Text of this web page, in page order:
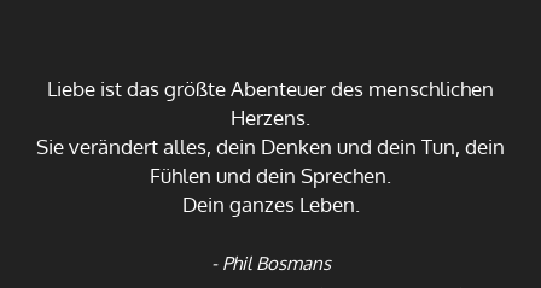
Liebe ist das größte Abenteuer des menschlichen
Herzens.
Sie verändert alles, dein Denken und dein Tun, dein
Fühlen und dein Sprechen.
Dein ganzes Leben.
- Phil Bosmans